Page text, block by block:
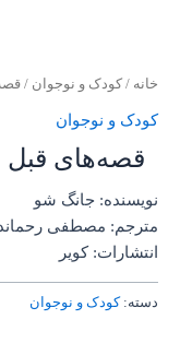
خانه / کودک و نوجوان /
کودک و نوجوان
قصه‌های قبل
نویسنده: جانگ شو
مترجم: مصطفی
انتشارات: کویر
دسته:کودک و نوجوان